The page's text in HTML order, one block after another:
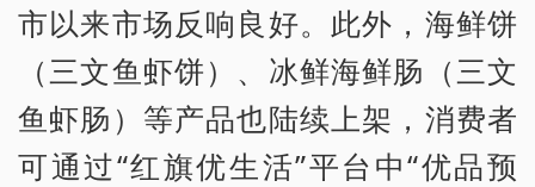
市以来市场反响良好。此外，海鲜饼
（三文鱼虾饼）、冰鲜海鲜肠（三文
鱼虾肠）等产品也陆续上架，消费者
可通过“红旗优生活”平台中“优品预